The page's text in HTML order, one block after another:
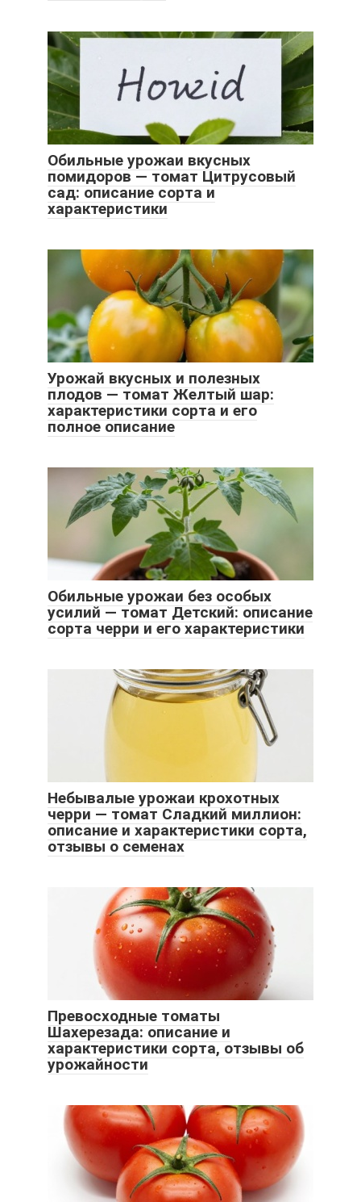
Обильные урожаи вкусных
помидоров — томат Цитрусовый
сад: описание сорта и
характеристики
Урожай вкусных и полезных
плодов — томат Желтый шар:
характеристики сорта и его
полное описание
Обильные урожаи без особых
усилий — томат Детский: описание
сорта черри и его характеристики
Небывалые урожаи крохотных
черри — томат Сладкий миллион:
описание и характеристики сорта,
отзывы о семенах
Превосходные томаты
Шахерезада: описание и
характеристики сорта, отзывы об
урожайности